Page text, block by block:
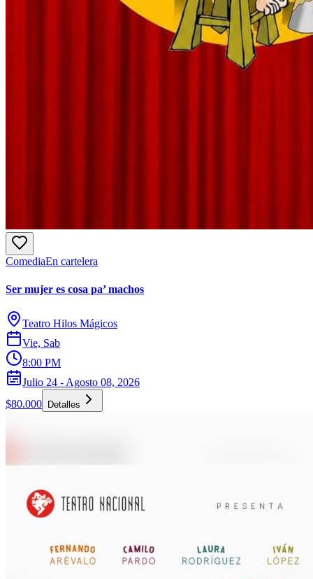
ComediaEn cartelera
Ser mujer es cosa pa’ machos
Teatro Hilos Mágicos
Vie, Sab
8:00 PM
Julio 24 - Agosto 08, 2026
$80.000
Detalles